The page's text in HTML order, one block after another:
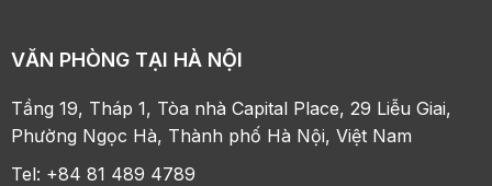
VĂN PHÒNG TẠI HÀ NỘI
Tầng 19, Tháp 1, Tòa nhà Capital Place, 29 Liễu Giai,
Phường Ngọc Hà, Thành phố Hà Nội, Việt Nam
Tel: +84 81 489 4789